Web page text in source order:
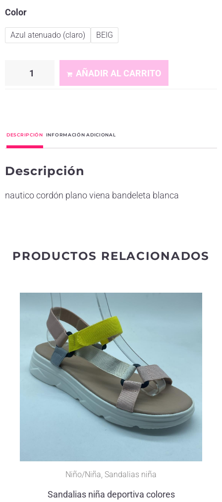
Color
Azul atenuado (claro) BEIG
AÑADIR AL CARRITO
e
n
t
DESCRIPCIÓN INFORMACIÓN ADICIONAL
Descripción
nautico cordón plano viena bandeleta blanca
PRODUCTOS RELACIONADOS
Niño/Niña Sandalias niña
Sandalias niña deportiva colores